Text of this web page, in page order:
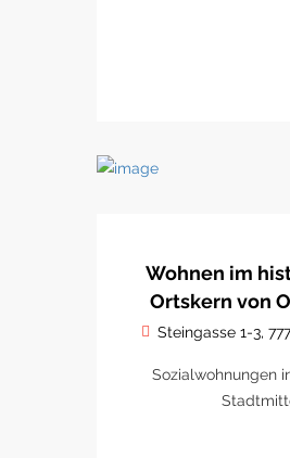
Wohnen im
Ortskern von
Steingasse 1-3,
Sozialwohnungen